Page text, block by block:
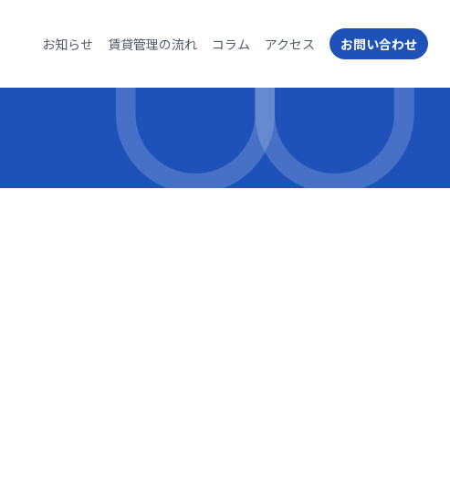
お知らせ 賃貸管理の流れ コラム アクセス お問い合わせ